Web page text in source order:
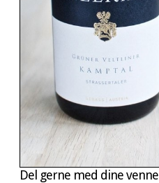
Del gerne med dine